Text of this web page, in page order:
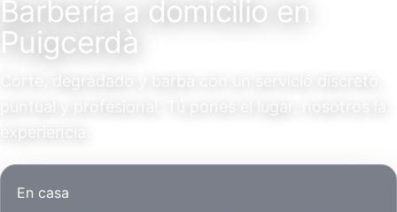
Barbería a domicilio en
Puigcerdà
Corte, degradado y barba con un servicio discreto,
puntual y profesional. Tú pones el lugar, nosotros la
En casa